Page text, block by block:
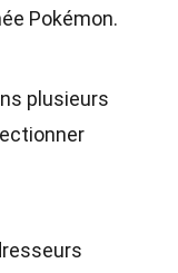
Pokémon.
plusieurs